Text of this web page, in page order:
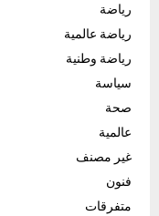
رياضة
رياضة عالمية
رياضة وطنية
سياسة
صحة
عالمية
غير مصنف
فنون
متفرقات